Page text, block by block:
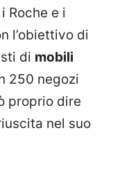
Roche e i
l’obiettivo di
di mobili
250 negozi
proprio dire
nel suo